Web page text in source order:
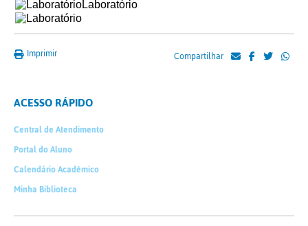
Imprimir Compartilhar
ACESSO RÁPIDO
Central de Atendimento
Portal do Aluno
Calendário Acadêmico
Minha Biblioteca